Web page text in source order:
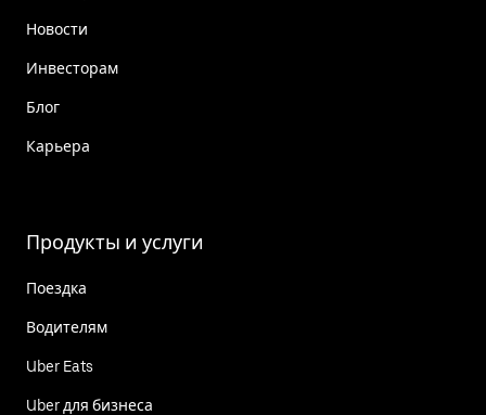
Новости
Инвесторам
Блог
Карьера
Продукты и услуги
Поездка
Водителям
Uber Eats
Uber для бизнеса